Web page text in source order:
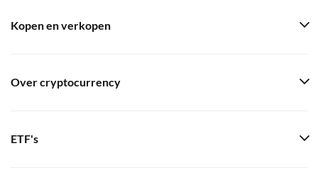
Kopen en verkopen
Over cryptocurrency
ETF's